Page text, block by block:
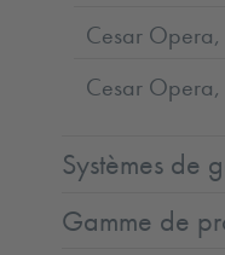
Cesar
Cesar
Systèmes de
Gamme de